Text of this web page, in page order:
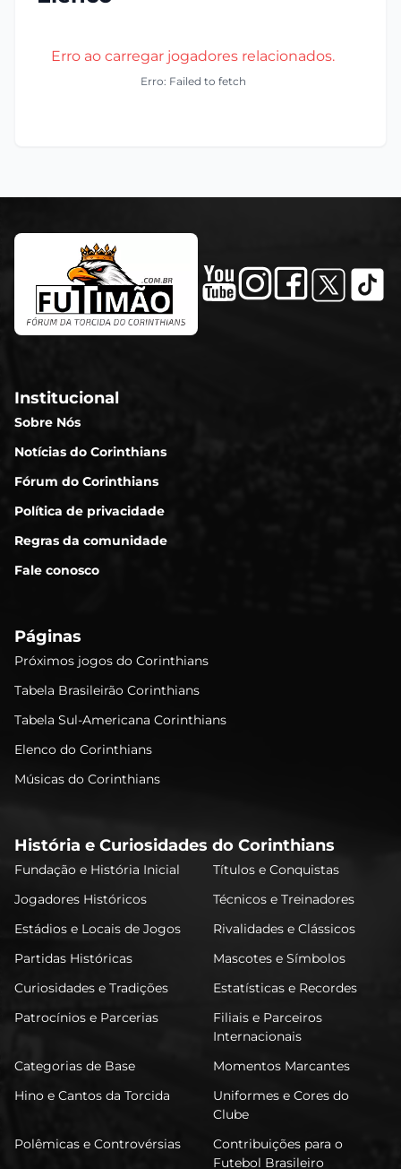
Erro ao carregar jogadores relacionados.
Erro: Failed to fetch
Institucional
Sobre Nós
Notícias do Corinthians
Fórum do Corinthians
Política de privacidade
Regras da comunidade
Fale conosco
Páginas
Próximos jogos do Corinthians
Tabela Brasileirão Corinthians
Tabela Sul-Americana Corinthians
Elenco do Corinthians
Músicas do Corinthians
História e Curiosidades do Corinthians
Fundação e História Inicial
Títulos e Conquistas
Jogadores Históricos
Técnicos e Treinadores
Estádios e Locais de Jogos
Rivalidades e Clássicos
Partidas Históricas
Mascotes e Símbolos
Curiosidades e Tradições
Estatísticas e Recordes
Patrocínios e Parcerias
Filiais e Parceiros
Internacionais
Categorias de Base
Momentos Marcantes
Hino e Cantos da Torcida
Uniformes e Cores do
Clube
Polêmicas e Controvérsias
Contribuições para o
Futebol Brasileiro